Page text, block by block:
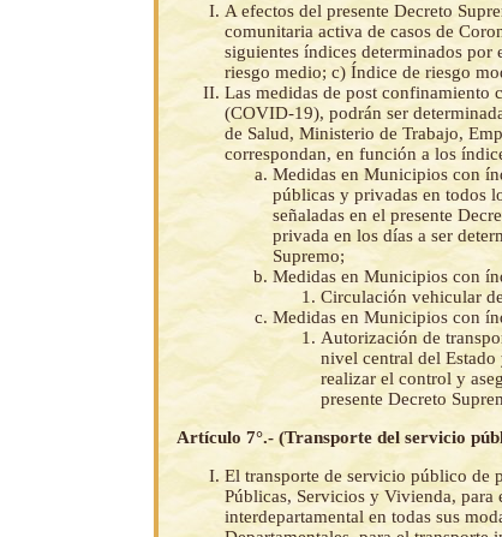
A efectos del presente Decreto
comunitaria activa de casos de
siguientes índices determinados
riesgo medio; c) Índice de riesgo
Las medidas de post confinamiento
(COVID-19), podrán ser
de Salud, Ministerio de Trabajo,
correspondan, en función a los
Medidas en Municipios con
públicas y privadas en todos
señaladas en el presente
privada en los días a ser
Supremo;
Medidas en Municipios con
Circulación vehicular
Medidas en Municipios con
Autorización de
nivel central del Estado
realizar el control y
presente Decreto
Artículo 7°.- (Transporte del servicio
El transporte de servicio público de
Públicas, Servicios y Vivienda, para
interdepartamental en todas sus